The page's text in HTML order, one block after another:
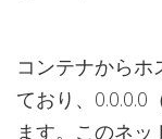
コンテナから
ており、0.0.0.0
ます。このネ